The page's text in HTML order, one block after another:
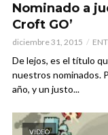
Nominado a
Croft GO’
diciembre 31, 2015
De lejos, es el título
nuestros nominados.
año, y un justo...
VIDEO